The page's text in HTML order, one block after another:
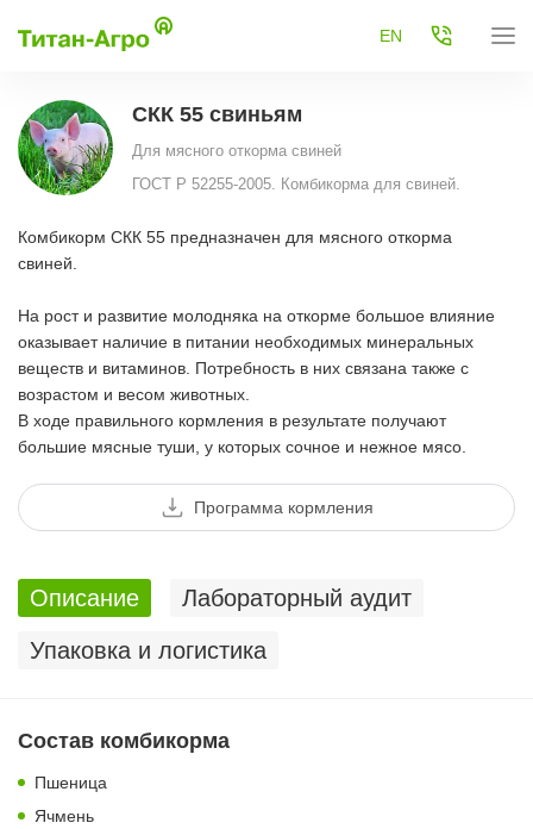
EN
СКК 55 свиньям
Для мясного откорма свиней
ГОСТ Р 52255-2005. Комбикорма для свиней.
Комбикорм СКК 55 предназначен для мясного откорма
свиней.
На рост и развитие молодняка на откорме большое влияние
оказывает наличие в питании необходимых минеральных
веществ и витаминов. Потребность в них связана также с
возрастом и весом животных.
В ходе правильного кормления в результате получают
большие мясные туши, у которых сочное и нежное мясо.
Программа кормления
Описание
Лабораторный аудит
Упаковка и логистика
Состав комбикорма
Пшеница
Ячмень